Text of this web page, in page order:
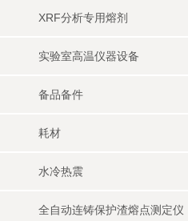
XRF分析专用熔剂
实验室高温仪器设备
备品备件
耗材
水冷热震
全自动连铸保护渣熔点测定仪